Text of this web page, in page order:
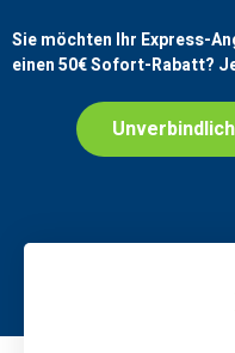
Sie möchten Ihr Express-
einen50€Sofort-Rabatt?